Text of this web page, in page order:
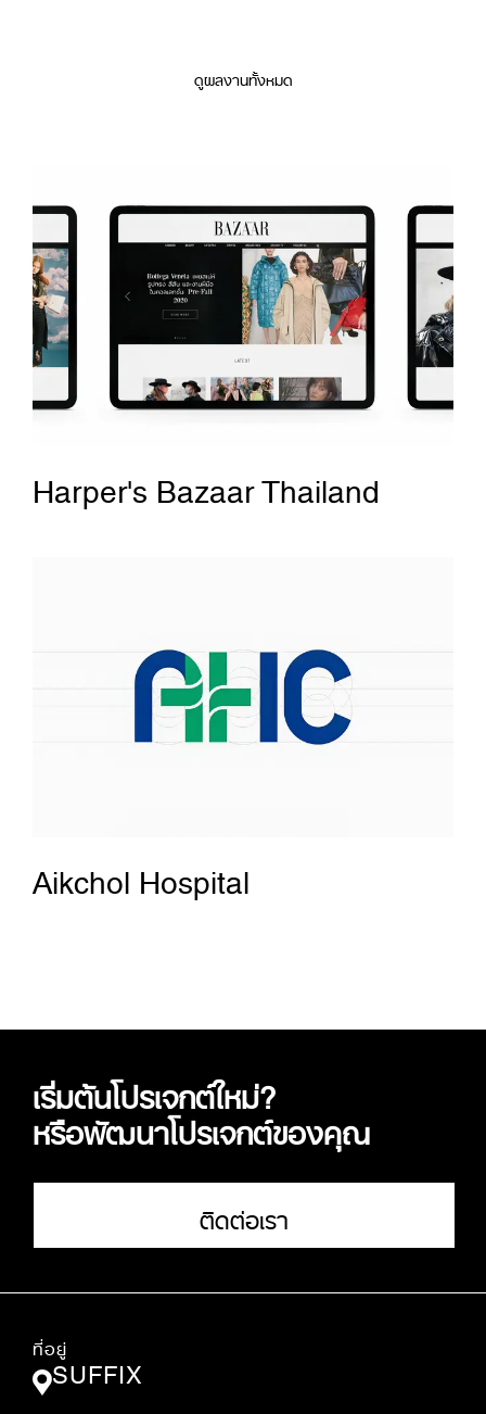
ดูผลงานทั้งหมด
Harper's Bazaar Thailand
Aikchol Hospital
เริ่มต้นโปรเจกต์ใหม่?
หรือพัฒนาโปรเจกต์ของคุณ
ติดต่อเรา
ที่อยู่
SUFFIX